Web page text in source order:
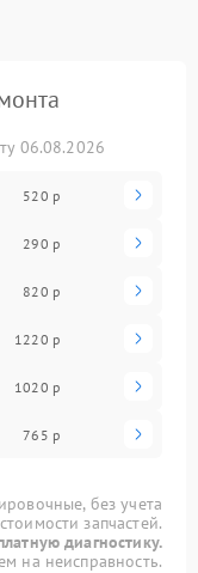
06.08.2026
520 р
290 р
820 р
1220 р
1020 р
765 р
без учета
стоимости запчастей.
диагностику.
на неисправность.